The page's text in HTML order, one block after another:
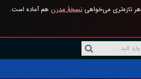
تازه‌تری می‌خواهینسخهٔ مدرن هم آماده است.